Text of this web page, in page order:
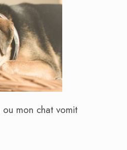
mon chat vomit